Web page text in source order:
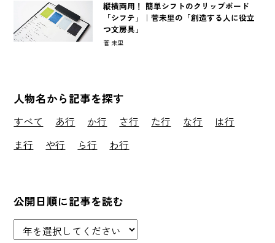
縦横両用！ 簡単シフトのクリップボード
「シフテ」｜菅未里の「創造する人に役立
つ文房具」
菅 未里
人物名から記事を探す
すべて あ行 か行 さ行 た行 な行
は行
ま行
や行 ら行 わ行
公開日順に記事を読む